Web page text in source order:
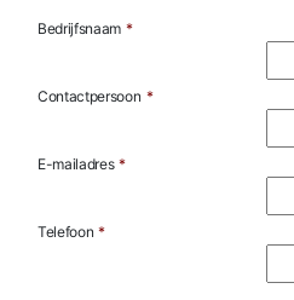
Bedrijfsnaam *
Contactpersoon *
E-mailadres *
Telefoon *